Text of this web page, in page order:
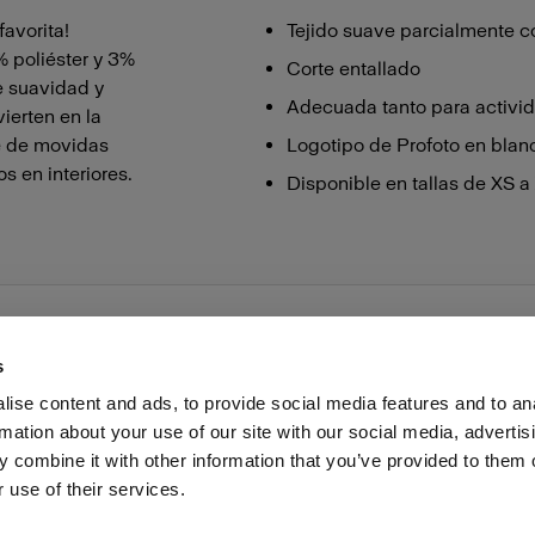
content and ads, to provide social media features and to
about your use of our site with our social media,
combine it with other information that you’ve provided to them
use of their services.
poliéster y 3%
suavidad y
en la
de movidas
en interiores.
Tejido suave parcialmente
Corte entallado
Adecuada tanto para
Logotipo de Profoto en
Disponible en tallas de XS a
profesionales Prensa Inversores Share the Light